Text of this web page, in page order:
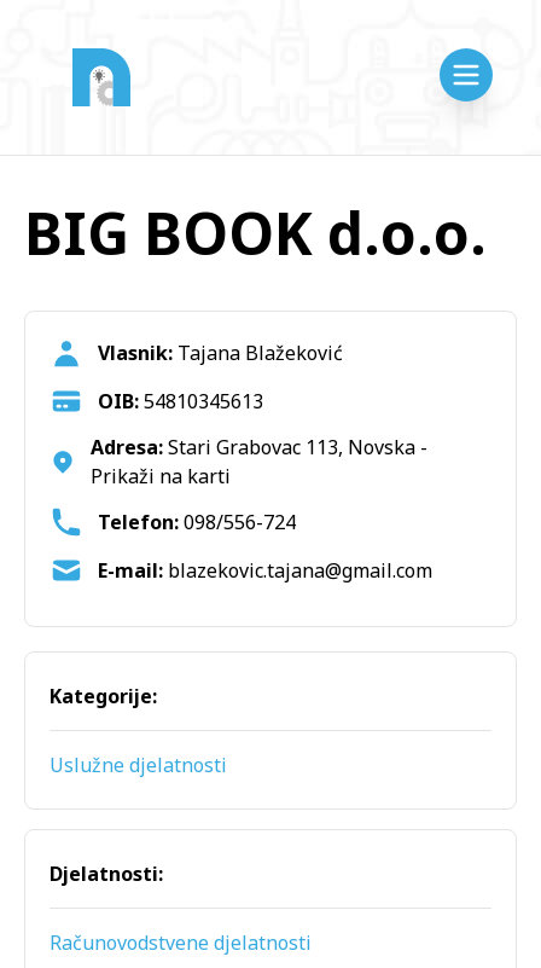
BIG BOOK d.o.o.
Vlasnik: Tajana Blažeković
OIB:54810345613
Adresa:Stari Grabovac 113, Novska -
Prikaži na karti
Telefon:098/556-724
E-mail:
Kategorije:
Uslužne djelatnosti
Djelatnosti:
Računovodstvene djelatnosti